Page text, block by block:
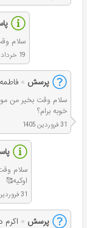
سلام
19 خرداد 1405
پرسش
سلام وقت بخير من
خوبه برام؟
31 فروردین 1405
سلام
اوکیه🥰
31 فروردین 1405
پرسش اکرم